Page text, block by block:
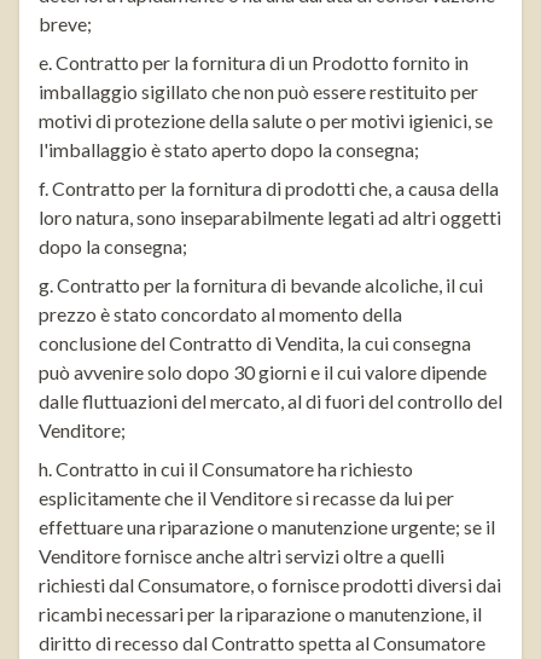
breve;
e. Contratto per la fornitura di un Prodotto fornito in
imballaggio sigillato che non può essere restituito per
motivi di protezione della salute o per motivi igienici, se
l'imballaggio è stato aperto dopo la consegna;
f. Contratto per la fornitura di prodotti che, a causa della
loro natura, sono inseparabilmente legati ad altri oggetti
dopo la consegna;
g. Contratto per la fornitura di bevande alcoliche, il cui
prezzo è stato concordato al momento della
conclusione del Contratto di Vendita, la cui consegna
può avvenire solo dopo 30 giorni e il cui valore dipende
dalle fluttuazioni del mercato, al di fuori del controllo del
Venditore;
h. Contratto in cui il Consumatore ha richiesto
esplicitamente che il Venditore si recasse da lui per
effettuare una riparazione o manutenzione urgente; se il
Venditore fornisce anche altri servizi oltre a quelli
richiesti dal Consumatore, o fornisce prodotti diversi dai
ricambi necessari per la riparazione o manutenzione, il
diritto di recesso dal Contratto spetta al Consumatore